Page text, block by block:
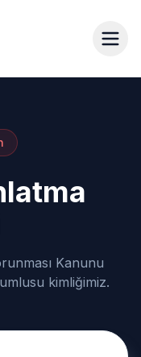
Kanunu
kimliğimiz.